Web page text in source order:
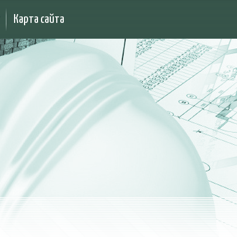
Карта сайта